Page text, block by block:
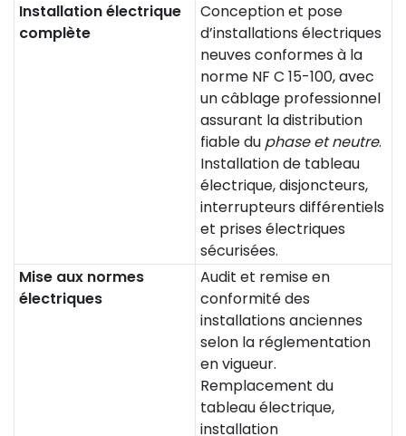
Installation électrique
complète
Conception et pose
d’installations électriques
neuves conformes à la
norme NF C 15-100, avec
un câblage professionnel
assurant la distribution
fiable du phase et neutre.
Installation de tableau
électrique, disjoncteurs,
interrupteurs différentiels
et prises électriques
sécurisées.
Mise aux normes
électriques
Audit et remise en
conformité des
installations anciennes
selon la réglementation
en vigueur.
Remplacement du
tableau électrique,
installation